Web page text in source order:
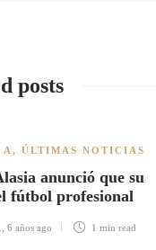
posts
A , ÚLTIMAS NOTICIAS
anunció que su
fútbol profesional
6 años ago 1 min read